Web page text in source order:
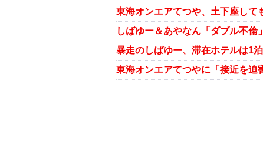
東海オンエアてつや、土下座して
しばゆー＆あやなん「ダブル不
暴走のしばゆー、滞在ホテルは1